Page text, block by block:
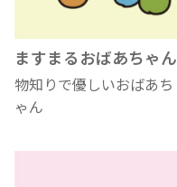
ますまるおばあちゃん
物知りで優しいおばあち
ゃん